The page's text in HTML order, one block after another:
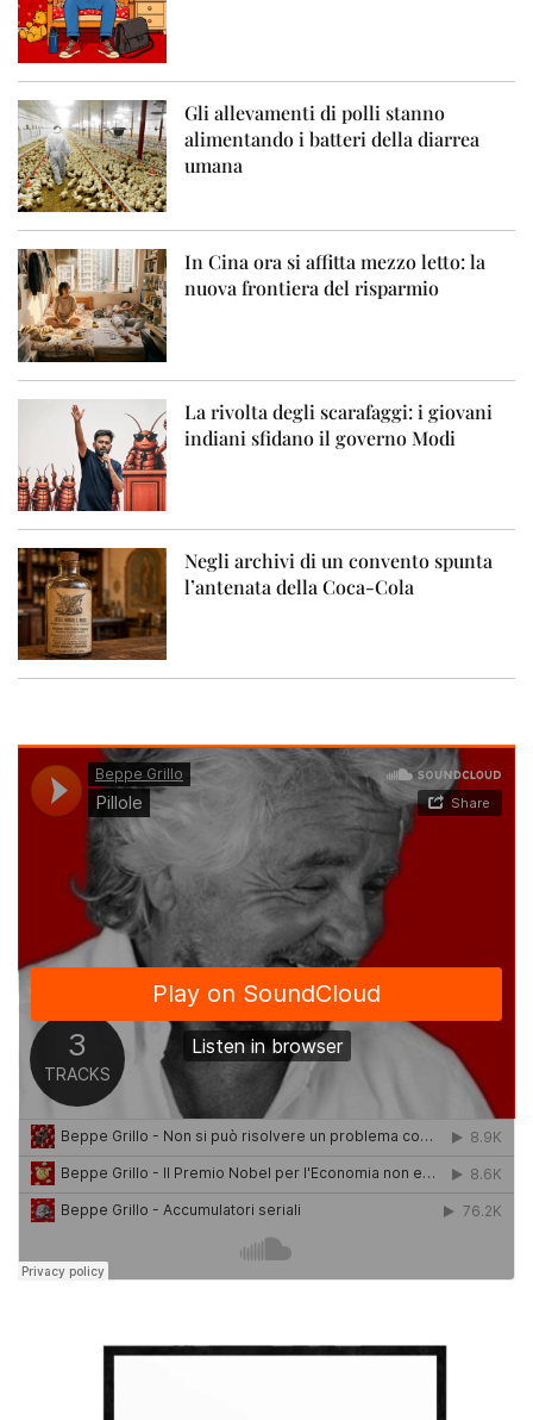
Gli allevamenti di polli stanno
alimentando i batteri della diarrea
umana
In Cina ora si affitta mezzo letto: la
nuova frontiera del risparmio
La rivolta degli scarafaggi: i giovani
indiani sfidano il governo Modi
Negli archivi di un convento spunta
l’antenata della Coca-Cola